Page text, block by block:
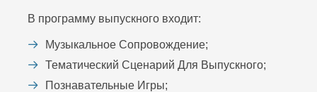
В программу выпускного входит:
Музыкальное Сопровождение;
Тематический Сценарий Для Выпускного;
Познавательные Игры;